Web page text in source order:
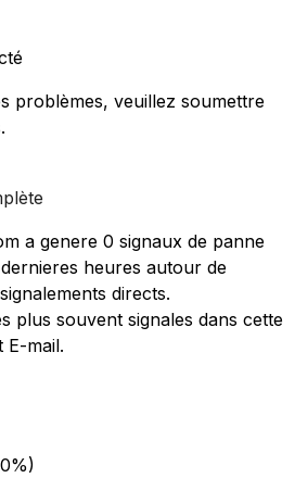
problèmes, veuillez soumettre
a genere 0 signaux de panne
heures autour de
directs.
plus souvent signales dans cette
E-mail.